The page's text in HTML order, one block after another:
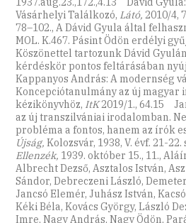
Vásárhelyi Találkozó, Látó,2010/4,
78–102., A Dávid Gyula által
MOL. K.467. Pásint Ödön erdélyi
Köszönettel tartozunk Dávid
kérdéskör pontos feltárásában
Kappanyos András: A modernség
Koncepciótanulmány az új
kézikönyvhöz, ItK2019/1., 64.15
az új transzilvániai irodalomban.
probléma a fontos, hanem az írók
Újság,Kolozsvár, 1938, V. évf. 21-
Ellenzék, 1939. október 15., 11.,
Albrecht Dezső, Asztalos István,
Sándor, Debreczeni László,
Jancsó Elemér, Juhász István,
Kéki Béla, Kovács György, László
Imre, Nagy András, Nagy Ödön,